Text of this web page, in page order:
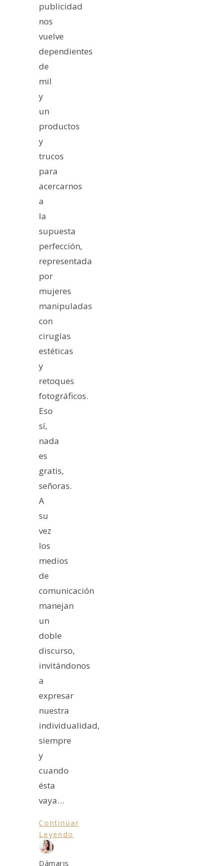
publicidad
nos
vuelve
dependientes
de
mil
y
un
productos
y
trucos
para
acercarnos
a
la
supuesta
perfección,
representada
por
mujeres
manipuladas
con
cirugías
estéticas
y
retoques
fotográficos.
Eso
sí,
nada
es
gratis,
señoras.
A
su
vez
los
medios
de
comunicación
manejan
un
doble
discurso,
invitándonos
a
expresar
nuestra
individualidad,
siempre
y
cuando
ésta
vaya…
Continuar
Leyendo
Dámaris